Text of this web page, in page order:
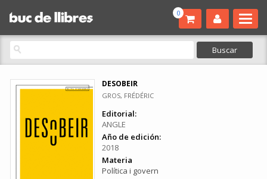
0
DESOBEIR
GROS, FRÉDÉRIC
Editorial:
ANGLE
Año de edición:
2018
Materia
Política i govern